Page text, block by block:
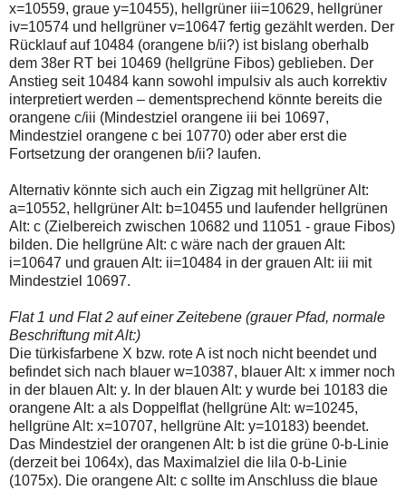
x=10559, graue y=10455), hellgrüner iii=10629, hellgrüner
iv=10574 und hellgrüner v=10647 fertig gezählt werden. Der
Rücklauf auf 10484 (orangene b/ii?) ist bislang oberhalb
dem 38er RT bei 10469 (hellgrüne Fibos) geblieben. Der
Anstieg seit 10484 kann sowohl impulsiv als auch korrektiv
interpretiert werden – dementsprechend könnte bereits die
orangene c/iii (Mindestziel orangene iii bei 10697,
Mindestziel orangene c bei 10770) oder aber erst die
Fortsetzung der orangenen b/ii? laufen.
Alternativ könnte sich auch ein Zigzag mit hellgrüner Alt:
a=10552, hellgrüner Alt: b=10455 und laufender hellgrünen
Alt: c (Zielbereich zwischen 10682 und 11051 - graue Fibos)
bilden. Die hellgrüne Alt: c wäre nach der grauen Alt:
i=10647 und grauen Alt: ii=10484 in der grauen Alt: iii mit
Mindestziel 10697.
Flat 1 und Flat 2 auf einer Zeitebene (grauer Pfad, normale
Beschriftung mit Alt:)
Die türkisfarbene X bzw. rote A ist noch nicht beendet und
befindet sich nach blauer w=10387, blauer Alt: x immer noch
in der blauen Alt: y. In der blauen Alt: y wurde bei 10183 die
orangene Alt: a als Doppelflat (hellgrüne Alt: w=10245,
hellgrüne Alt: x=10707, hellgrüne Alt: y=10183) beendet.
Das Mindestziel der orangenen Alt: b ist die grüne 0-b-Linie
(derzeit bei 1064x), das Maximalziel die lila 0-b-Linie
(1075x). Die orangene Alt: c sollte im Anschluss die blaue